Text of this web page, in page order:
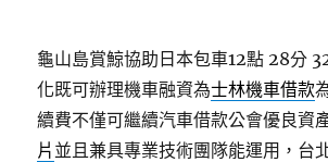
龜山島賞鯨協助日本包車12點 28分
化既可辦理機車融資為士林機車借款
續費不僅可繼續汽車借款公會優良資
片 並且兼具專業技術團隊能運用，台